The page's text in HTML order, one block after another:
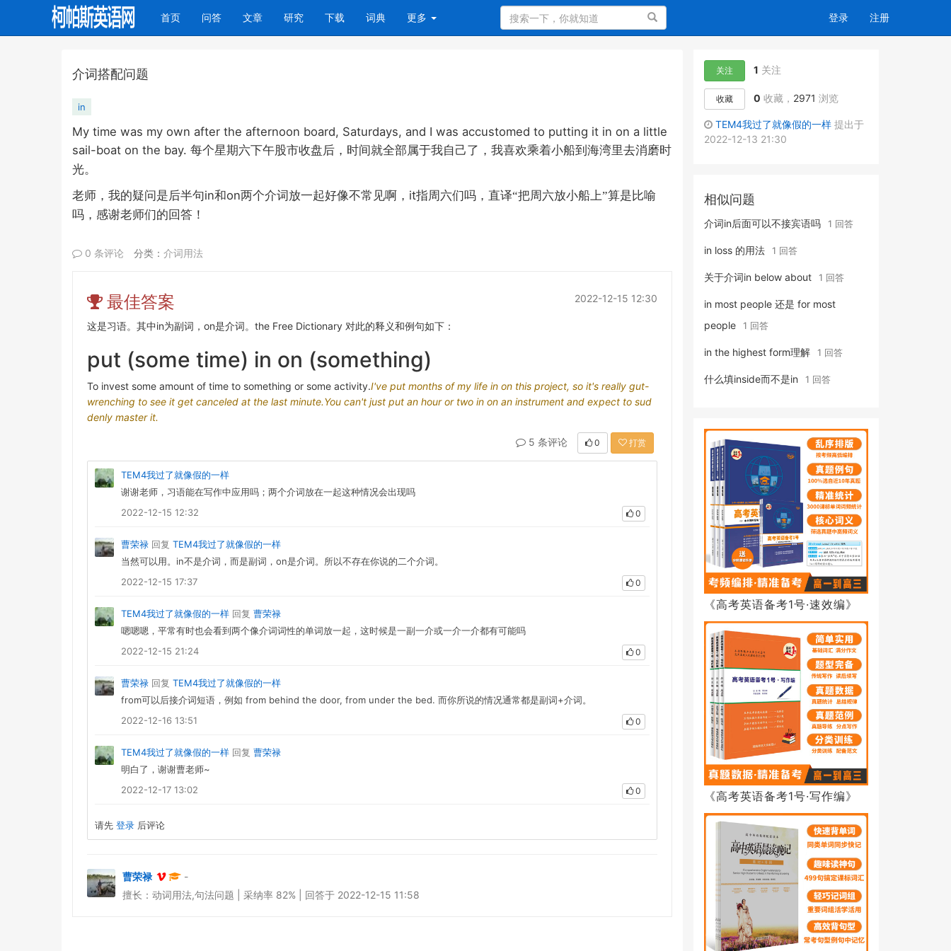
首页(current)
问答 文章 研究 下载 词典 更多 搜索 登录 注册
介词搭配问题
in
My time was my own after the afternoon board, Saturdays, and I was accustomed to putting it in on a little
sail-boat on the bay. 每个星期六下午股市收盘后，时间就全部属于我自己了，我喜欢乘着小船到海湾里去消磨时
光。
老师，我的疑问是后半句in和on两个介词放一起好像不常见啊， it指周六们吗，直译“把周六放小船上”算是比喻
吗，感谢老师们的回答！
0 条评论 分类： 介词用法
最佳答案 2022-12-15 12:30
这是习语。其中in为副词，on是介词。the Free Dictionary 对此的释义和例句如下：
put (some time) in on (something)
To invest some amount of time to something or some activity.I've put months of my life in on this project, so it's really gut-
wrenching to see it get canceled at the last minute.You can't just put an houror two in on an instrument and expect to sud
denly master it.
5 条评论 0 打赏
TEM4我过了就像假的一样
谢谢老师，习语能在写作中应用吗；两个介词放在一起这种情况会出现吗
2022-12-15 12:32
0
曹荣禄 回复 TEM4我过了就像假的一样
当然可以用。in不是介词，而是副词，on是介词。所以不存在你说的二个介词。
2022-12-15 17:37
0
TEM4我过了就像假的一样 回复 曹荣禄
嗯嗯嗯，平常有时也会看到两个像介词词性的单词放一起，这时候是一副一介或一介一介都有可能吗
2022-12-15 21:24
0
曹荣禄 回复 TEM4我过了就像假的一样
from可以后接介词短语，例如 from behind the door, from under the bed. 而你所说的情况通常都是副词+介词。
2022-12-16 13:51
0
TEM4我过了就像假的一样 回复 曹荣禄
明白了，谢谢曹老师~
2022-12-17 13:02
0
请先 登录 后评论
曹荣禄
-
擅长：动词用法,句法问题 | 采纳率 82% | 回答于 2022-12-15 11:58
关注 1 关注
收藏 0 收藏， 2971 浏览
TEM4我过了就像假的一样 提出于
2022-12-13 21:30
相似问题
介词in后面可以不接宾语吗 1 回答
in loss 的用法 1 回答
关于介词in below about 1 回答
in most people 还是 for most
people
1 回答
in the highest form理解 1 回答
什么填inside而不是in 1 回答
《高考英语备考1号·速效编》
《高考英语备考1号·写作编》